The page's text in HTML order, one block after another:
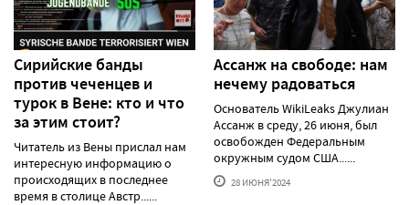
Сирийские банды
против чеченцев и
турок в Вене: кто и что
за этим стоит?
Читатель из Вены прислал нам
интересную информацию о
происходящих в последнее
время в столице Австр......
Ассанж на свободе: нам
нечему радоваться
Основатель WikiLeaks Джулиан
Ассанж в среду, 26 июня, был
освобожден Федеральным
окружным судом США......
28 ИЮНЯ'2024